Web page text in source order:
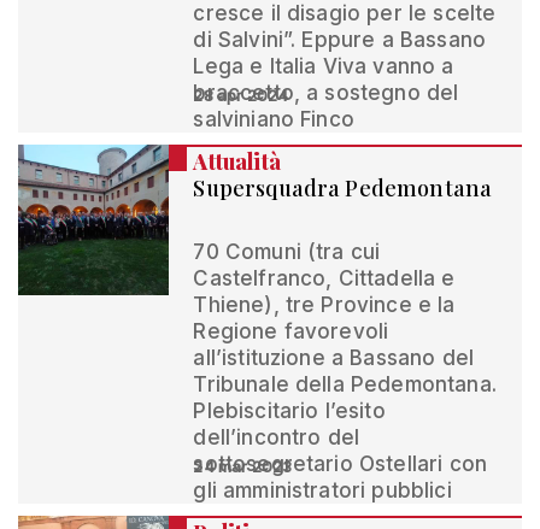
cresce il disagio per le scelte
di Salvini”. Eppure a Bassano
Lega e Italia Viva vanno a
braccetto, a sostegno del
salviniano Finco
28 apr 2024
Attualità
Supersquadra Pedemontana
70 Comuni (tra cui
Castelfranco, Cittadella e
Thiene), tre Province e la
Regione favorevoli
all’istituzione a Bassano del
Tribunale della Pedemontana.
Plebiscitario l’esito
dell’incontro del
sottosegretario Ostellari con
gli amministratori pubblici
24 mar 2023